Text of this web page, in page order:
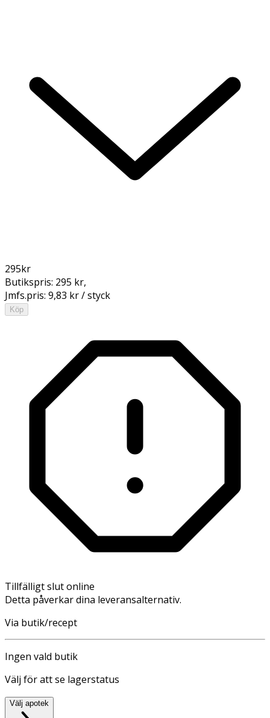
295kr
Butikspris: 295 kr,
Jmfs.pris: 9,83 kr / styck
Köp
Tillfälligt slut online
Detta påverkar dina leveransalternativ.
Via butik/recept
Ingen vald butik
Välj för att se lagerstatus
Välj apotek